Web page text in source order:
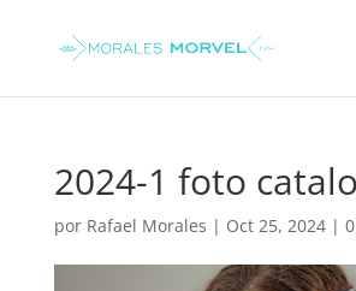
2024-1 foto
por Rafael Morales | Oct 25, 2024|